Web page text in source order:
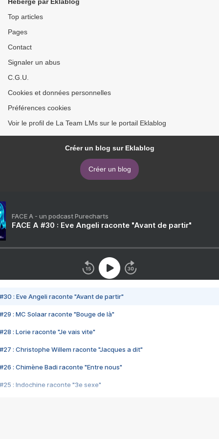
Top articles
Pages
Contact
Signaler un abus
C.G.U.
Cookies et données personnelles
Préférences cookies
Voir le profil de La Team LMs sur le portail Eklablog
Créer un blog sur Eklablog
Créer un blog
FACE A - un podcast Purecharts
FACE A #30 : Eve Angeli raconte "Avant de partir"
#30 : Eve Angeli raconte "Avant de partir"
#29 : MC Solaar raconte "Bouge de là"
#28 : Lorie raconte "Je vais vite"
#27 : Christophe Willem raconte "Jacques a dit"
#26 : Chimène Badi raconte "Entre nous"
#25 : Indochine raconte "3e sexe"